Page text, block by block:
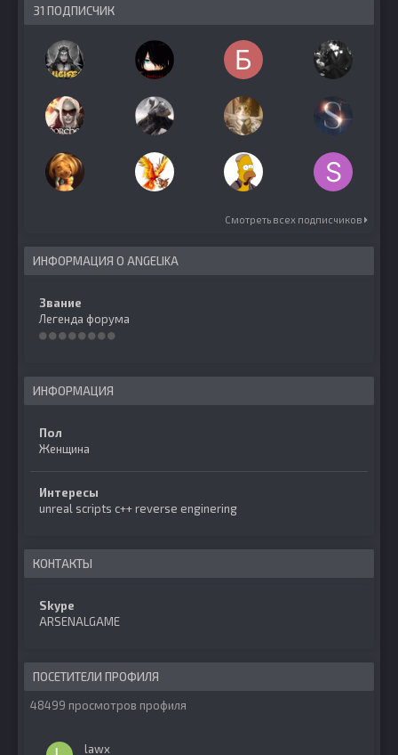
31 ПОДПИСЧИК
Смотреть всех подписчиков
ИНФОРМАЦИЯ О ANGELIKA
Звание
Легенда форума
ИНФОРМАЦИЯ
Пол
Женщина
Интересы
unreal scripts c++ reverse enginering
КОНТАКТЫ
Skype
ARSENALGAME
ПОСЕТИТЕЛИ ПРОФИЛЯ
48499 просмотров профиля
lawx